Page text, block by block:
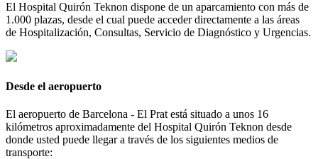
El Hospital Quirón Teknon dispone de un aparcamiento con más de
1.000 plazas, desde el cual puede acceder directamente a las áreas
de Hospitalización, Consultas, Servicio de Diagnóstico y Urgencias.
Desde el aeropuerto
El aeropuerto de Barcelona - El Prat está situado a unos 16
kilómetros aproximadamente del Hospital Quirón Teknon desde
donde usted puede llegar a través de los siguientes medios de
transporte: